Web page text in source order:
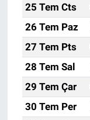
25 Tem Cts
26 Tem Paz
27 Tem Pts
28 Tem Sal
29 Tem Çar
30 Tem Per